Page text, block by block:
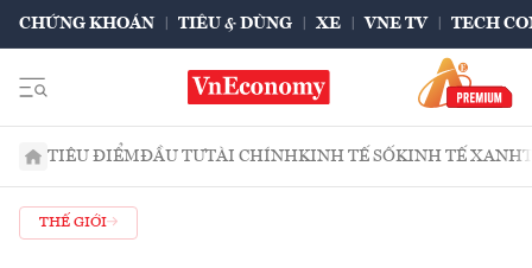
CHỨNG KHOÁN TIÊU & DÙNG XE VNE TV TECH
TIÊU ĐIỂMĐẦU TƯTÀI CHÍNHKINH TẾ SỐKINH TẾ XANH
THẾ GIỚI